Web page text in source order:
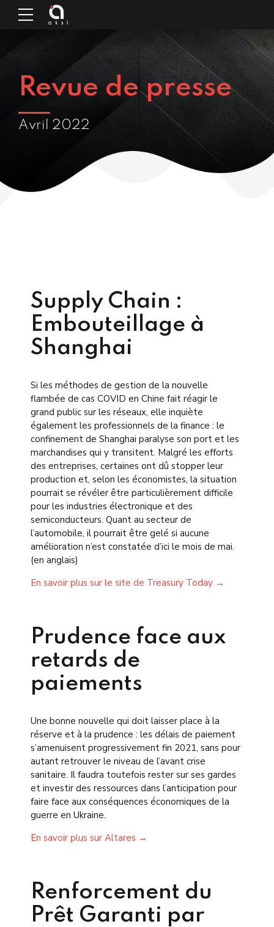
Revue de presse
Avril 2022
Supply Chain :
Embouteillage à
Shanghai
Si les méthodes de gestion de la nouvelle
flambée de cas COVID en Chine fait réagir le
grand public sur les réseaux, elle inquiète
également les professionnels de la finance : le
confinement de Shanghai paralyse son port et les
marchandises qui y transitent. Malgré les efforts
des entreprises, certaines ont dû stopper leur
production et, selon les économistes, la situation
pourrait se révéler être particulièrement difficile
pour les industries électronique et des
semiconducteurs. Quant au secteur de
l’automobile, il pourrait être gelé si aucune
amélioration n’est constatée d’ici le mois de mai.
(en anglais)
En savoir plus sur le site de Treasury Today →
Prudence face aux
retards de
paiements
Une bonne nouvelle qui doit laisser place à la
réserve et à la prudence : les délais de paiement
s’amenuisent progressivement fin 2021, sans pour
autant retrouver le niveau de l’avant crise
sanitaire. Il faudra toutefois rester sur ses gardes
et investir des ressources dans l’anticipation pour
faire face aux conséquences économiques de la
guerre en Ukraine.
En savoir plus sur Altares →
Renforcement du
Prêt Garanti par